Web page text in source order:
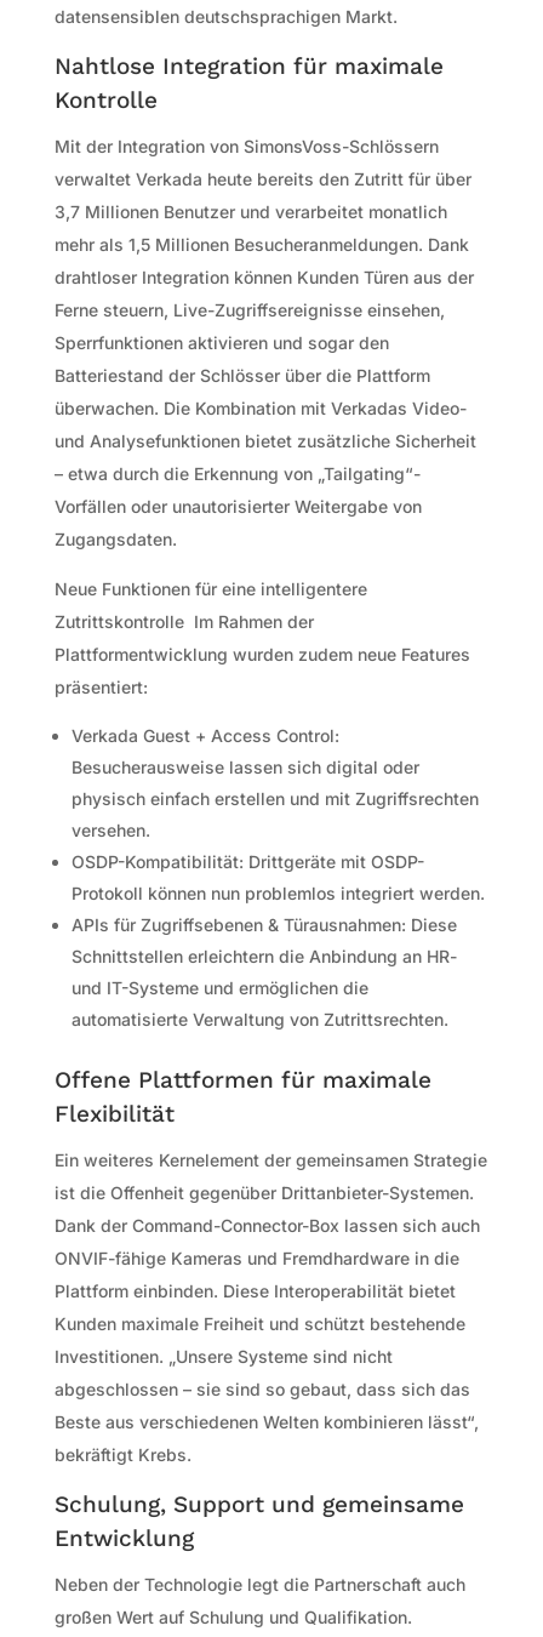
datensensiblen deutschsprachigen Markt.
Nahtlose Integration für maximale
Kontrolle
Mit der Integration von SimonsVoss-Schlössern
verwaltet Verkada heute bereits den Zutritt für über
3,7 Millionen Benutzer und verarbeitet monatlich
mehr als 1,5 Millionen Besucheranmeldungen. Dank
drahtloser Integration können Kunden Türen aus der
Ferne steuern, Live-Zugriffsereignisse einsehen,
Sperrfunktionen aktivieren und sogar den
Batteriestand der Schlösser über die Plattform
überwachen. Die Kombination mit Verkadas Video-
und Analysefunktionen bietet zusätzliche Sicherheit
– etwa durch die Erkennung von „Tailgating“-
Vorfällen oder unautorisierter Weitergabe von
Zugangsdaten.
Neue Funktionen für eine intelligentere
Zutrittskontrolle Im Rahmen der
Plattformentwicklung wurden zudem neue Features
präsentiert:
Verkada Guest + Access Control:
Besucherausweise lassen sich digital oder
physisch einfach erstellen und mit Zugriffsrechten
versehen.
OSDP-Kompatibilität: Drittgeräte mit OSDP-
Protokoll können nun problemlos integriert werden.
APIs für Zugriffsebenen & Türausnahmen: Diese
Schnittstellen erleichtern die Anbindung an HR-
und IT-Systeme und ermöglichen die
automatisierte Verwaltung von Zutrittsrechten.
Offene Plattformen für maximale
Flexibilität
Ein weiteres Kernelement der gemeinsamen Strategie
ist die Offenheit gegenüber Drittanbieter-Systemen.
Dank der Command-Connector-Box lassen sich auch
ONVIF-fähige Kameras und Fremdhardware in die
Plattform einbinden. Diese Interoperabilität bietet
Kunden maximale Freiheit und schützt bestehende
Investitionen. „Unsere Systeme sind nicht
abgeschlossen – sie sind so gebaut, dass sich das
Beste aus verschiedenen Welten kombinieren lässt“,
bekräftigt Krebs.
Schulung, Support und gemeinsame
Entwicklung
Neben der Technologie legt die Partnerschaft auch
großen Wert auf Schulung und Qualifikation.